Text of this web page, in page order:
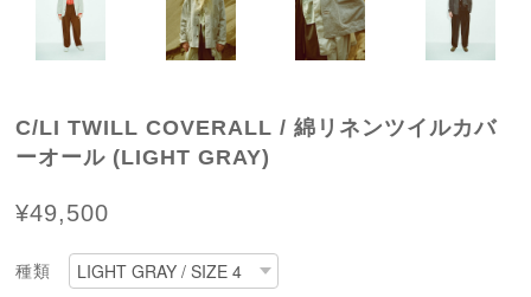
C/LI TWILL COVERALL / 綿リネンツイルカバ
ーオール (LIGHT GRAY)
¥49,500
種類